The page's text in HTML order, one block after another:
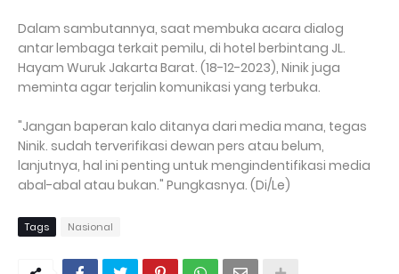
Dalam sambutannya, saat membuka acara dialog
antar lembaga terkait pemilu, di hotel berbintang JL.
Hayam Wuruk Jakarta Barat. (18-12-2023), Ninik juga
meminta agar terjalin komunikasi yang terbuka.
"Jangan baperan kalo ditanya dari media mana, tegas
Ninik. sudah terverifikasi dewan pers atau belum,
lanjutnya, hal ini penting untuk mengindentifikasi media
abal-abal atau bukan." Pungkasnya. (Di/Le)
Tags Nasional